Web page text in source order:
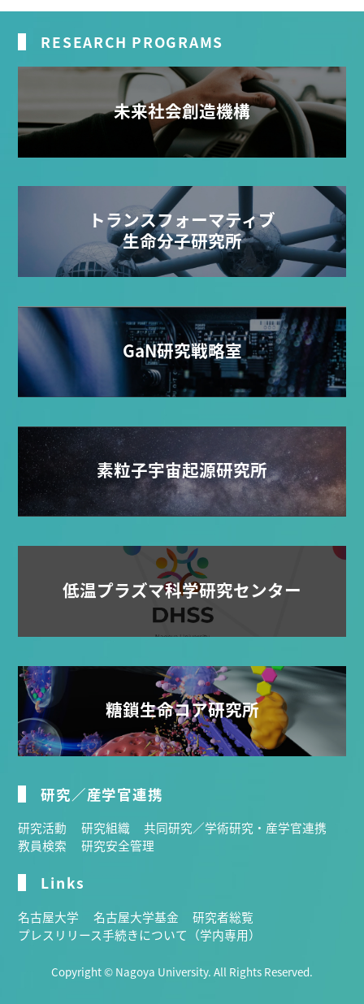
RESEARCH PROGRAMS
未来社会創造機構
トランスフォーマティブ
生命分子研究所
GaN研究戦略室
素粒子宇宙起源研究所
低温プラズマ科学研究センター
糖鎖生命コア研究所
研究／産学官連携
研究活動 研究組織
共同研究／学術研究・産学官連携
教員検索
研究安全管理
Links
名古屋大学 名古屋大学基金
研究者総覧
プレスリリース手続きについて（学内専用）
Copyright © Nagoya University. All Rights Reserved.